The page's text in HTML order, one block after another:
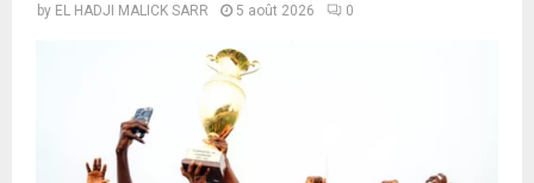
by EL HADJI MALICK SARR 5 août 2026 0